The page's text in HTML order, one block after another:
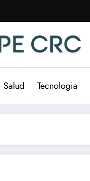
Salud Tecnologia